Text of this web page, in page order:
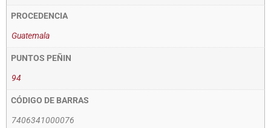
PROCEDENCIA
Guatemala
PUNTOS PEÑIN
94
CÓDIGO DE BARRAS
7406341000076